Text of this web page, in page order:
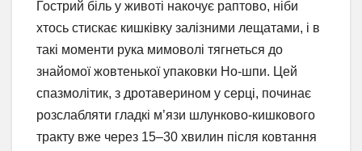
Гострий біль у животі накочує раптово, ніби
хтось стискає кишківку залізними лещатами, і в
такі моменти рука мимоволі тягнеться до
знайомої жовтенької упаковки Но-шпи. Цей
спазмолітик, з дротаверином у серці, починає
розслабляти гладкі м’язи шлунково-кишкового
тракту вже через 15–30 хвилин після ковтання